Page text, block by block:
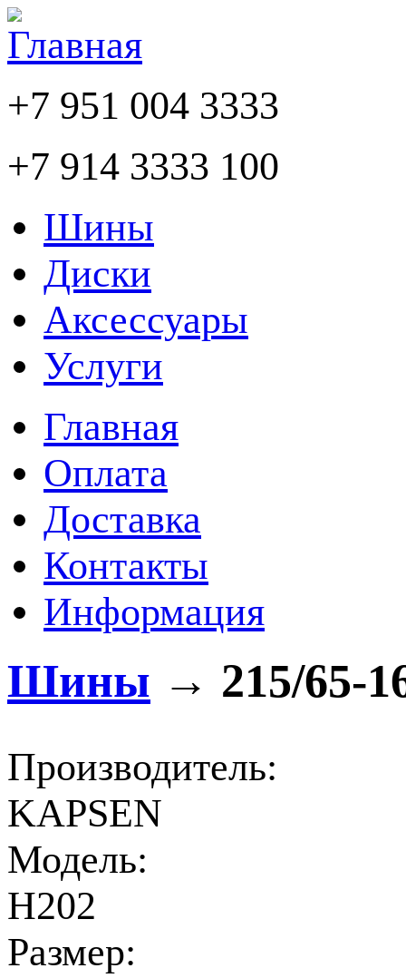
+7 951 004 3333
+7 914 3333 100
Шины
Диски
Аксессуары
Услуги
Главная
Оплата
Доставка
Контакты
Информация
Шины → 215/65-
Производитель:
KAPSEN
Модель:
H202
Размер: